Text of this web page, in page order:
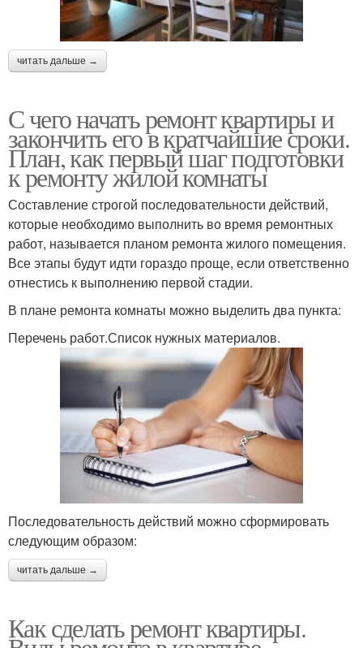
читать дальше →
С чего начать ремонт квартиры и
закончить его в кратчайшие сроки.
План, как первый шаг подготовки
к ремонту жилой комнаты
Составление строгой последовательности действий,
которые необходимо выполнить во время ремонтных
работ, называется планом ремонта жилого помещения.
Все этапы будут идти гораздо проще, если ответственно
отнестись к выполнению первой стадии.
В плане ремонта комнаты можно выделить два пункта:
Перечень работ.Список нужных материалов.
Последовательность действий можно сформировать
следующим образом:
читать дальше →
Как сделать ремонт квартиры.